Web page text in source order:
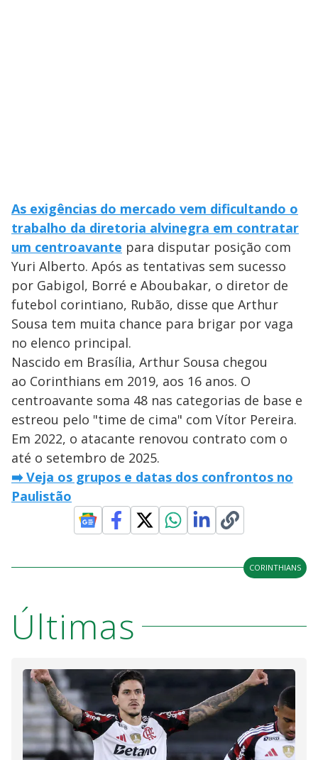
As exigências do mercado vem dificultando o
trabalho da diretoria alvinegra em contratar
um centroavante para disputar posição com
Yuri Alberto. Após as tentativas sem sucesso
por Gabigol, Borré e Aboubakar, o diretor de
futebol corintiano, Rubão, disse que Arthur
Sousa tem muita chance para brigar por vaga
no elenco principal.
Nascido em Brasília, Arthur Sousa chegou
ao Corinthians em 2019, aos 16 anos. O
centroavante soma 48 nas categorias de base e
estreou pelo "time de cima" com Vítor Pereira.
Em 2022, o atacante renovou contrato com o
até o setembro de 2025.
➡️ Veja os grupos e datas dos confrontos no
Paulistão
CORINTHIANS
Últimas